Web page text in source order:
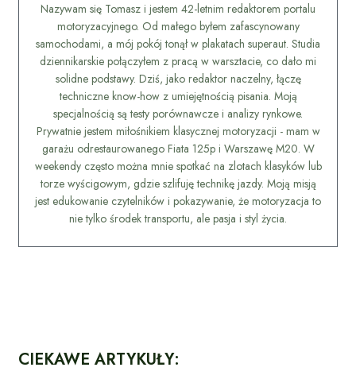
Nazywam się Tomasz i jestem 42-letnim redaktorem portalu
motoryzacyjnego. Od małego byłem zafascynowany
samochodami, a mój pokój tonął w plakatach superaut. Studia
dziennikarskie połączyłem z pracą w warsztacie, co dało mi
solidne podstawy. Dziś, jako redaktor naczelny, łączę
techniczne know-how z umiejętnością pisania. Moją
specjalnością są testy porównawcze i analizy rynkowe.
Prywatnie jestem miłośnikiem klasycznej motoryzacji - mam w
garażu odrestaurowanego Fiata 125p i Warszawę M20. W
weekendy często można mnie spotkać na zlotach klasyków lub
torze wyścigowym, gdzie szlifuję technikę jazdy. Moją misją
jest edukowanie czytelników i pokazywanie, że motoryzacja to
nie tylko środek transportu, ale pasja i styl życia.
CIEKAWE ARTYKUŁY: